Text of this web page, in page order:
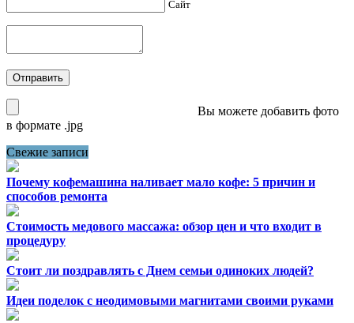
Сайт
Вы можете добавить фото
в формате .jpg
Свежие записи
Почему кофемашина наливает мало кофе: 5 причин и
способов ремонта
Стоимость медового массажа: обзор цен и что входит в
процедуру
Стоит ли поздравлять с Днем семьи одиноких людей?
Идеи поделок с неодимовыми магнитами своими руками